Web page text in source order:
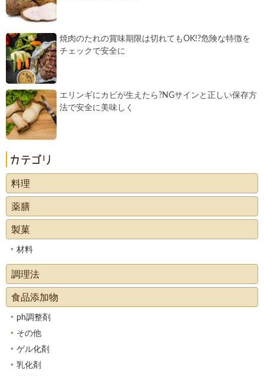
焼肉のたれの賞味期限は切れてもOK!?危険な特徴を
チェックで安全に
エリンギにカビが生えたら?NGサインと正しい保存方
法で安全に美味しく
料理
薬膳
製菓
材料
調理法
食品添加物
ph調整剤
その他
ゲル化剤
乳化剤